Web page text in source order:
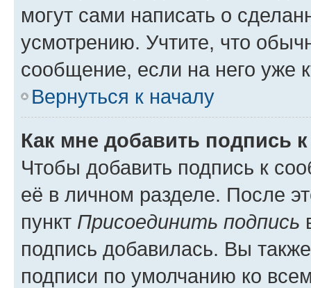
могут сами написать о
усмотрению. Учтите, что
сообщение, если на него уже
Вернуться к началу
Как мне добавить подпись
Чтобы добавить подпись к
её в личном разделе. После
пункт Присоединить подпись
подпись добавилась. Вы
подписи по умолчанию ко